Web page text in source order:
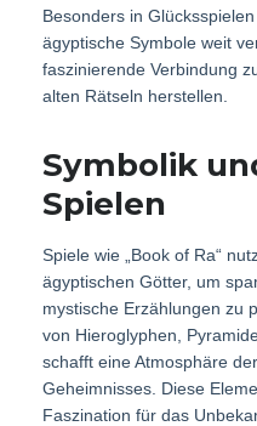
Besonders in
ägyptische Symbole weit
faszinierende Verbindung
alten Rätseln herstellen.
Symbolik
Spielen
Spiele wie „Book of Ra“
ägyptischen Götter, um
mystische Erzählungen zu
von Hieroglyphen,
schafft eine Atmosphäre
Geheimnisses. Diese
Faszination für das